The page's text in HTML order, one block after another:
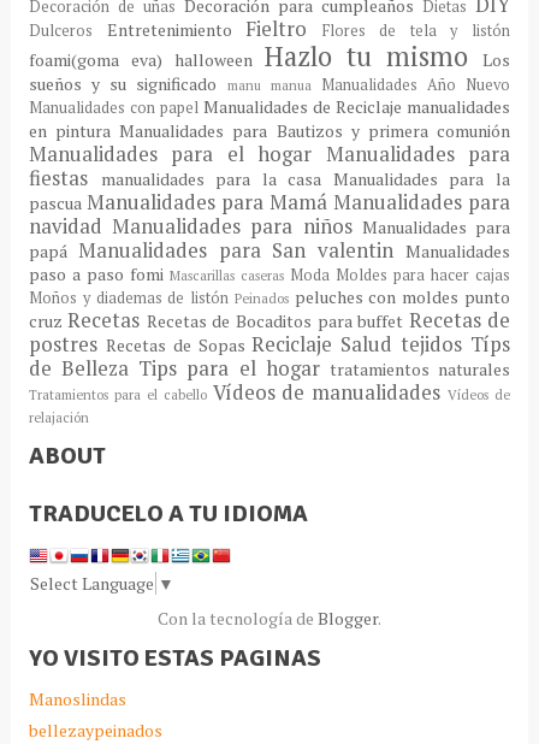
Decoración de uñas Decoración para cumpleaños Dietas
Dulceros Entretenimiento Fieltro Flores de tela y listón
foami(goma eva) halloween Hazlo tu mismoLos
sueños y su significado
manu manua Manualidades Año Nuevo
Manualidades con papel Manualidades de Reciclaje manualidades
en pinturaManualidades para Bautizos y primera comunión
Manualidades para el hogar Manualidades para
fiestas
manualidades para la casa Manualidades para la
pascua Manualidades para MamáManualidades para
navidadManualidades para niños Manualidades para
papá Manualidades para San valentinManualidades
paso a paso fomi Mascarillas caseras Moda Moldes para hacer cajas
Moños y diademas de listón Peinados peluches con moldes punto
cruzRecetas Recetas de Bocaditos para buffet Recetas de
postres Recetas de SopasReciclaje Saludtejidos Típs
de Belleza Tips para el hogar tratamientos naturales
Tratamientos para el cabello Vídeos de manualidadesVídeos de
relajación
ABOUT
TRADUCELO A TU IDIOMA
Select Language ▼
Con la tecnología de Blogger.
YO VISITO ESTAS PAGINAS
Manoslindas
bellezaypeinados